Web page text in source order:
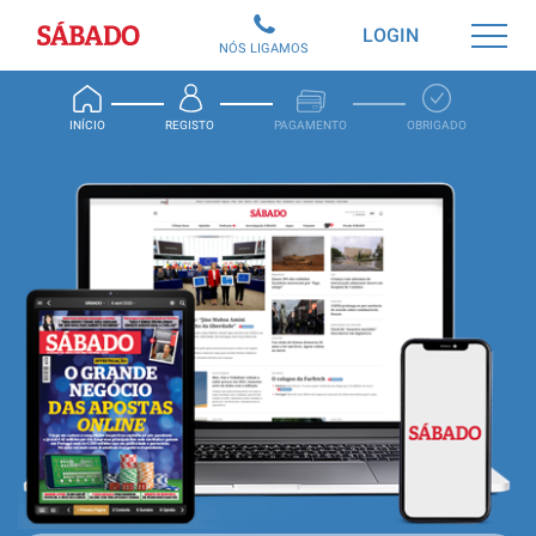
Sábado
INÍCIO REGISTO PAGAMENTO OBRIGADO
LOGIN
NÓS LIGAMOS